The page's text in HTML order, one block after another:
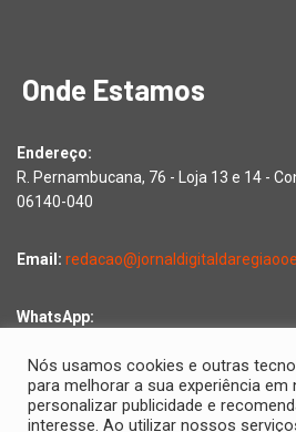
Onde Estamos
Endereço:
R. Pernambucana, 76 - Loja 13 e 14 -
06140-040
Email:
WhatsApp:
Nós usamos cookies e outras
para melhorar a sua experiência
personalizar publicidade e
interesse. Ao utilizar nossos